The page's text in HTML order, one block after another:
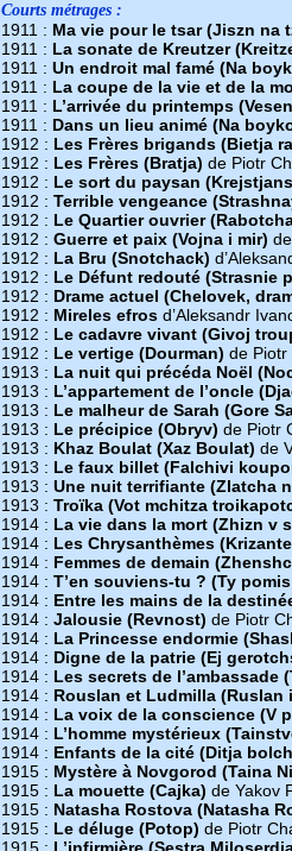
Courts métrages :
1911 : Ma vie pour le tsar (Jiszn na
1911 : La sonate de Kreutzer
1911 : Un endroit mal famé (Na
1911 : La coupe de la vie et de la
1911 : L’arrivée du printemps
1911 : Dans un lieu animé (Na
1912 : Les Frères brigands (Bietja
1912 : Les Frères (Bratja) de Piotr
1912 : Le sort du paysan
1912 : Terrible vengeance
1912 : Le Quartier ouvrier
1912 : Guerre et paix (Vojna i mir)
1912 : La Bru (Snotchack)
1912 : Le Défunt redouté (Strasnie
1912 : Drame actuel (Chelovek,
1912 : Mireles efros d’Aleksandr
1912 : Le cadavre vivant (Givoj
1912 : Le vertige (Dourman) de Piotr
1913 : La nuit qui précéda Noël
1913 : L’appartement de l’oncle
1913 : Le malheur de Sarah (Gore
1913 : Le précipice (Obryv) de Piotr
1913 : Khaz Boulat (Xaz Boulat) de
1913 : Le faux billet (Falchivi
1913 : Une nuit terrifiante (Zlatcha
1913 : Troïka (Vot mchitza
1914 : La vie dans la mort (Zhizn v
1914 : Les Chrysanthèmes
1914 : Femmes de demain
1914 : T’en souviens-tu ? (Ty
1914 : Entre les mains de la
1914 : Jalousie (Revnost) de Piotr
1914 : La Princesse endormie
1914 : Digne de la patrie (Ej
1914 : Les secrets de l’ambassade
1914 : Rouslan et Ludmilla (Ruslan
1914 : La voix de la conscience (V
1914 : L’homme mystérieux
1914 : Enfants de la cité (Ditja
1915 : Mystère à Novgorod (Taina
1915 : La mouette (Cajka) de Yakov
1915 : Natasha Rostova (Natasha
1915 : Le déluge (Potop) de Piotr